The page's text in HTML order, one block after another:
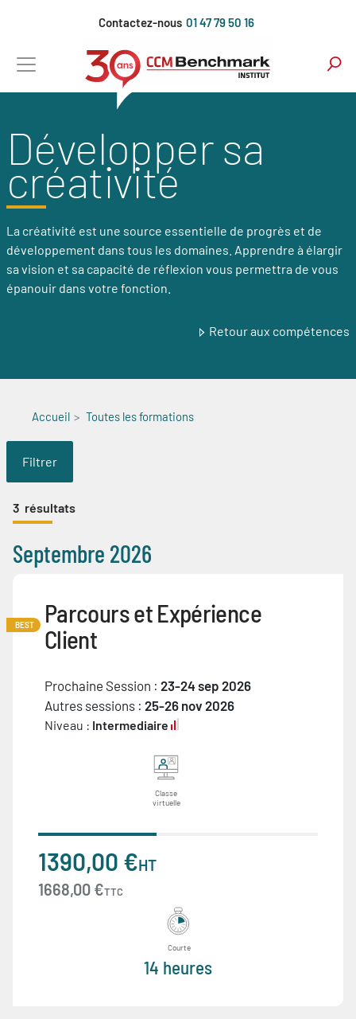
principal
Contactez-nous 01 47 79 50 16
Développer sa
créativité
La créativité est une source essentielle de progrès et de
développement dans tous les domaines. Apprendre à élargir
sa vision et sa capacité de réflexion vous permettra de vous
épanouir dans votre fonction.
Retour aux compétences
Accueil Toutes les formations
Filtrer
3 résultats
Septembre 2026
BEST
Parcours et Expérience
Client
Prochaine Session : 23-24 sep 2026
Autres sessions : 25-26 nov 2026
Niveau : Intermediaire
Classe
virtuelle
1390,00 €HT
1668,00 €TTC
Courte
14 heures